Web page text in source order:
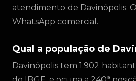
atendimento de Davinópolis.
WhatsApp comercial.
Qual a população de
Davinópolis tem 1.902